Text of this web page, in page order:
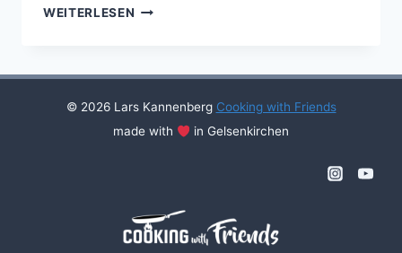
WEITERLESEN KALBSFILET
UND
STEINPILZ-
© 2026 Lars Kannenberg Cooking with Friends
made with
in Gelsenkirchen